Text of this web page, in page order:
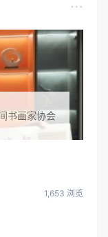
书画家协会
1,653 浏览